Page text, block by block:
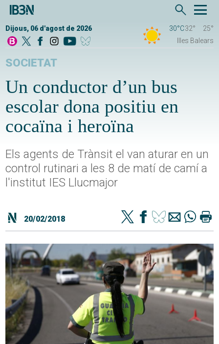
Dijous, 06 d'agost de 2026 30°C32°
25°
Illes Balears
SOCIETAT
Un conductor d’un bus
escolar dona positiu en
cocaïna i heroïna
Els agents de Trànsit el van aturar en un
control rutinari a les 8 de matí de camí a
l'institut IES Llucmajor
20/02/2018